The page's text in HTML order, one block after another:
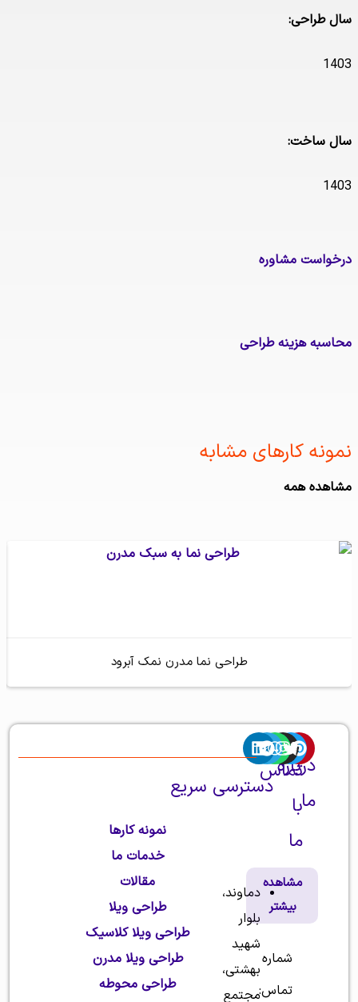
طراحی:
ساخت:
مشاوره
هزینه طراحی
کارهای مشابه
همه
طراحی نما مدرن نمک آبرود
درباره
شرکت
طراحی
مشاهده
بیشتر
تماس
با
دماوند،
بلوار
شهید
بهشتی،
مجتمع
شماره
تماس:
دسترسی سریع
نمونه کارها
خدمات ما
مقالات
طراحی ویلا
طراحی ویلا کلاسیک
طراحی ویلا مدرن
طراحی محوطه